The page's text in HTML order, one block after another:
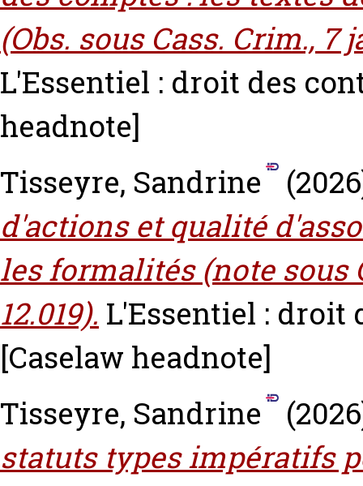
(Obs. sous Cass. Crim., 7
L'Essentiel : droit des
headnote]
Tisseyre, Sandrine
d'actions et qualité
les formalités (note sous
12.019). L'Essentiel : droit
[Caselaw headnote]
Tisseyre, Sandrine
statuts types impératifs